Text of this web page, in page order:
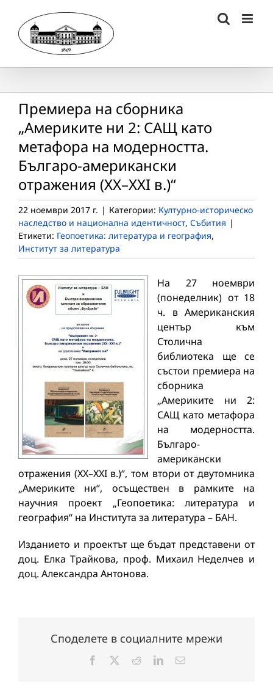
content
Премиера на сборника
„Америките ни 2: САЩ като
метафора на модерността.
Българо-американски
отражения (XX–XXI в.)“
22 ноември 2017 г. | Категории: Културно-историческо
наследство и национална идентичност, Събития |
Етикети: Геопоетика: литература и география,
Институт за литература
На 27 ноември
(понеделник) от 18
ч. в Американския
център към
Столична
библиотека ще се
състои премиера на
сборника
„Америките ни 2:
САЩ като метафора
на модерността.
Българо-
американски
отражения (XX–XXI в.)“, том втори от двутомника
„Америките ни“, осъществен в рамките на
научния проект „Геопоетика: литература и
география“ на Института за литература – БАН.
Изданието и проектът ще бъдат представени от
доц. Елка Трайкова, проф. Михаил Неделчев и
доц. Александра Антонова.
Споделете в социалните мрежи
Facebook RedditLinkedInЕлектронна